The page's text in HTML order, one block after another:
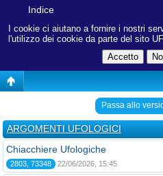
I cookie ci aiutano a fornire i nostri
l'utilizzo dei cookie da parte del sito
Indice
Passa allo
ARGOMENTI UFOLOGICI
Chiacchiere Ufologiche
2803, 73348 22/06/2026, 15:45